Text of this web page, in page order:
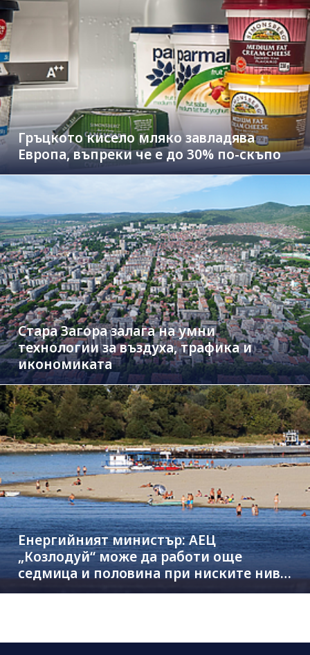
Гръцкото кисело мляко завладява
Европа, въпреки че е до 30% по-скъпо
Стара Загора залага на умни
технологии за въздуха, трафика и
икономиката
Енергийният министър: АЕЦ
„Козлодуй“ може да работи още
седмица и половина при ниските нива
на Дунав